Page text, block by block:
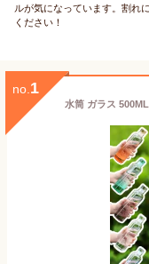
ルが気になっています。割れ
ください！
no. 1